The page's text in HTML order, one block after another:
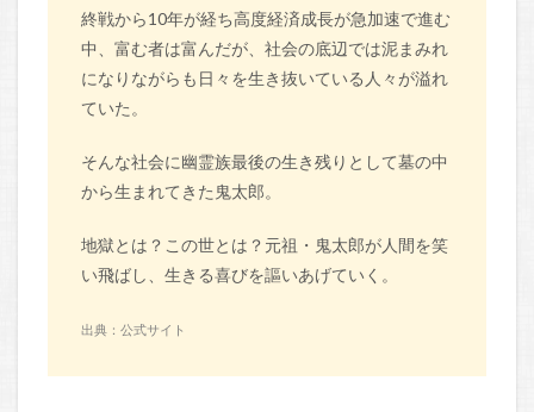
終戦から10年が経ち高度経済成長が急加速で進む
中、富む者は富んだが、社会の底辺では泥まみれ
になりながらも日々を生き抜いている人々が溢れ
ていた。
そんな社会に幽霊族最後の生き残りとして墓の中
から生まれてきた鬼太郎。
地獄とは？この世とは？元祖・鬼太郎が人間を笑
い飛ばし、生きる喜びを謳いあげていく。
出典：公式サイト